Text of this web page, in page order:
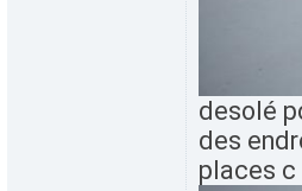
desolé
des
places